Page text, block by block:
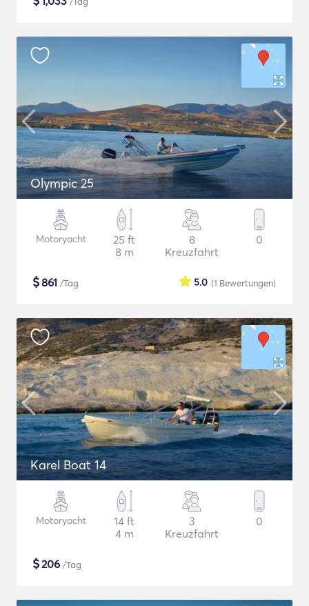
Olympic 25
Motoryacht
25 ft
8 m
8
Kreuzfahrt
0
$861 /Tag (1 Bewertungen)
5.0
Karel Boat 14
Motoryacht
14 ft
4 m
3
Kreuzfahrt
0
$206 /Tag